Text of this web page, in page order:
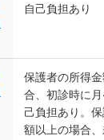
自己負担あり
保護者の所得
合、初診時に
己負担あり。
額以上の場合